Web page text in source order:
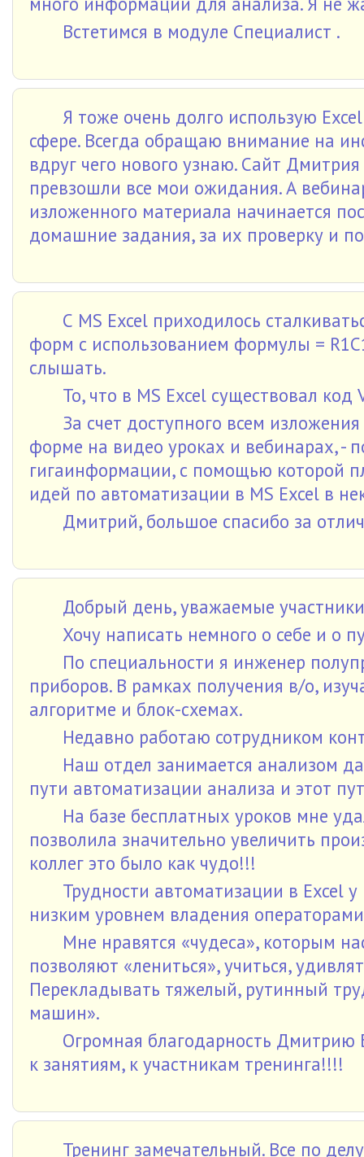
Встетимся в модуле Специалист .
Я тоже очень долго использую
сфере. Всегда обращаю внимание на
вдруг чего нового узнаю. Сайт
превзошли все мои ожидания. А
изложенного материала начинается
домашние задания, за их проверку и
С MS Excel приходилось
форм с использованием формулы =
слышать.
То, что в MS Excel существовал
За счет доступного всем
форме на видео уроках и вебинарах, -
гигаинформации, с помощью которой
идей по автоматизации в MS Excel в
Дмитрий, большое спасибо за
Добрый день, уважаемые
Хочу написать немного о себе и о
По специальности я инженер
приборов. В рамках получения в/о,
алгоритме и блок-схемах.
Недавно работаю сотрудником
Наш отдел занимается анализом
пути автоматизации анализа и этот
На базе бесплатных уроков мне
позволила значительно увеличить
коллег это было как чудо!!!
Трудности автоматизации в Excel
низким уровнем владения
Мне нравятся «чудеса», которым
позволяют «лениться», учиться,
Перекладывать тяжелый, рутинный
машин».
Огромная благодарность Дмитрию
к занятиям, к участникам тренинга!!!!
Тренинг замечательный. Все по